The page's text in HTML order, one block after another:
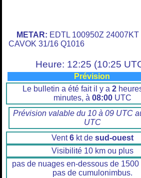
METAR: EDTL 100950Z
CAVOK 31/16 Q1016
Heure: 12:25 (10:25
Prévision
Le bulletin a été fait il y a 2
minutes, à 08:00 UTC
Prévision valable du 10 à 09 UTC
UTC
Vent6 kt de sud-ouest
Visibilité 10 km ou plus
pas de nuages en-dessous de 1500
pas de cumulonimbus.